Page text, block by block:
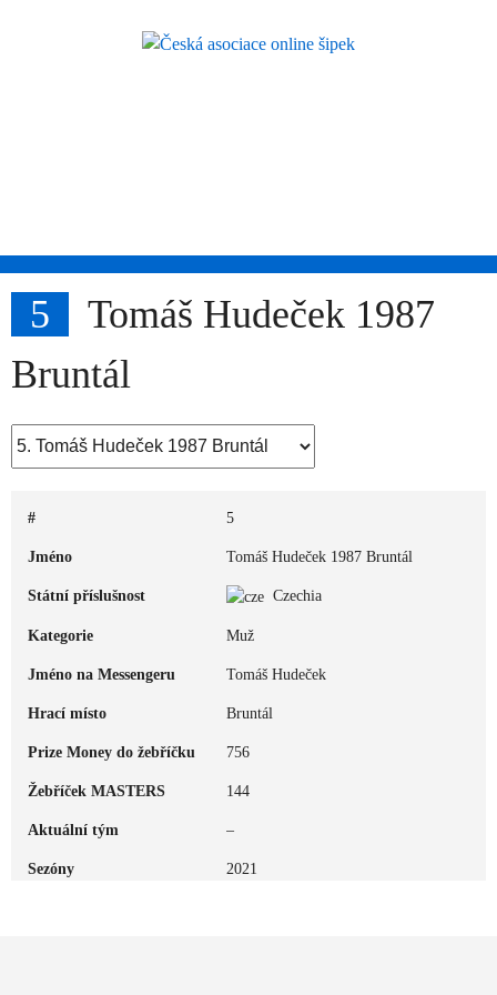
5
Tomáš Hudeček 1987
Bruntál
# 5
Jméno Tomáš Hudeček 1987 Bruntál
Státní příslušnost Czechia
Kategorie Muž
Jméno na Messengeru Tomáš Hudeček
Hrací místo Bruntál
Prize Money do žebříčku 756
Žebříček MASTERS 144
Aktuální tým –
Sezóny 2021